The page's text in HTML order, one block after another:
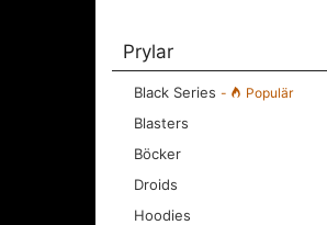
Prylar
Black Series - Populär
Blasters
Böcker
Droids
Hoodies